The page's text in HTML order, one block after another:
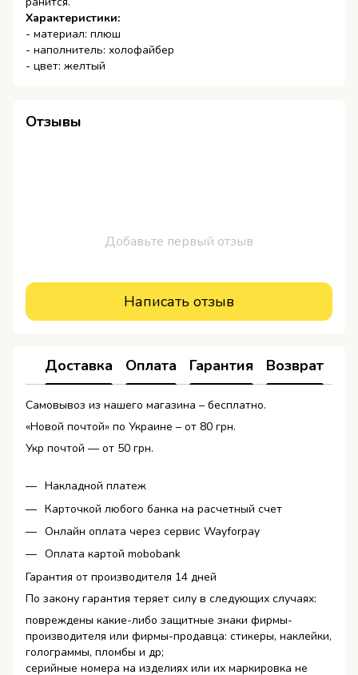
Характеристики:
- материал: плюш
- наполнитель: холофайбер
- цвет: желтый
Отзывы
Добавьте первый отзыв
Написать отзыв
Доставка Оплата Гарантия Возврат
Самовывоз из нашего магазина – бесплатно.
«Новой почтой» по Украине – от 80 грн.
Укр почтой — от 50 грн.
Накладной платеж
Карточкой любого банка на расчетный счет
Онлайн оплата через сервис Wayforpay
Оплата картой mobobank
Гарантия от производителя 14 дней
По закону гарантия теряет силу в следующих случаях:
повреждены какие-либо защитные знаки фирмы-
производителя или фирмы-продавца: стикеры, наклейки,
голограммы, пломбы и др;
серийные номера на изделиях или их маркировка не